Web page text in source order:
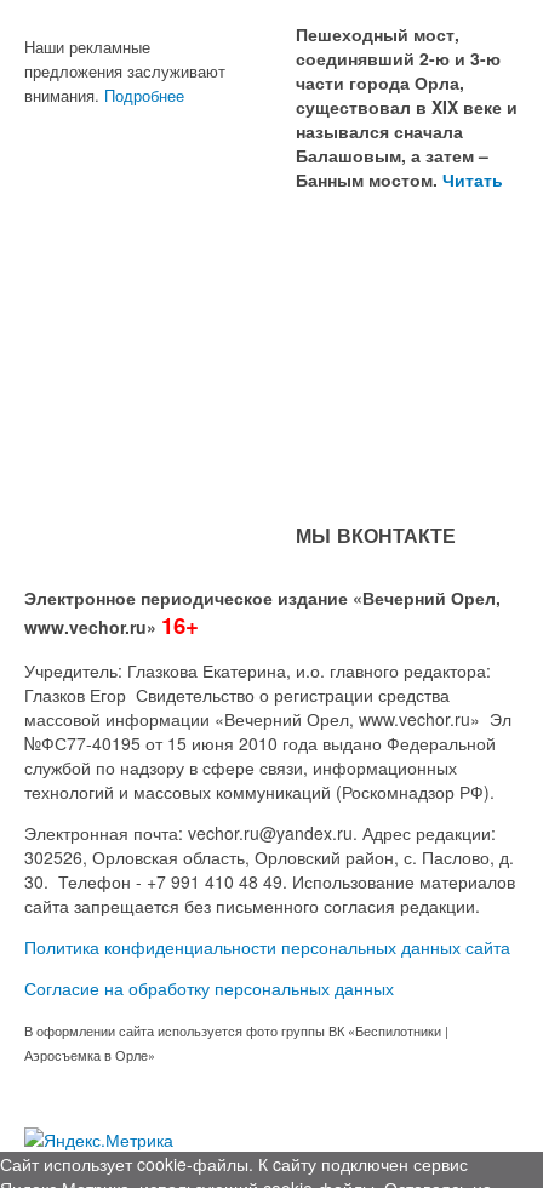
Наши рекламные
предложения заслуживают
внимания. Подробнее
Пешеходный мост,
соединявший 2-ю и 3-ю
части города Орла,
существовал в XIX веке и
назывался сначала
Балашовым, а затем –
Банным мостом. Читать
МЫ ВКОНТАКТЕ
Электронное периодическое издание «Вечерний Орел,
www.vechor.ru» 16+
Учредитель: Глазкова Екатерина, и.о. главного редактора:
Глазков Егор Свидетельство о регистрации средства
массовой информации «Вечерний Орел, www.vechor.ru» Эл
№ФС77-40195 от 15 июня 2010 года выдано Федеральной
службой по надзору в сфере связи, информационных
технологий и массовых коммуникаций (Роскомнадзор РФ).
Электронная почта: vechor.ru@yandex.ru. Адрес редакции:
302526, Орловская область, Орловский район, с. Паслово, д.
30. Телефон - +7 991 410 48 49. Использование материалов
сайта запрещается без письменного согласия редакции.
Политика конфиденциальности персональных данных сайта
Согласие на обработку персональных данных
В оформлении сайта используется фото группы ВК «Беспилотники |
Аэросъемка в Орле»
Сайт использует cookie-файлы. К cайту подключен сервис